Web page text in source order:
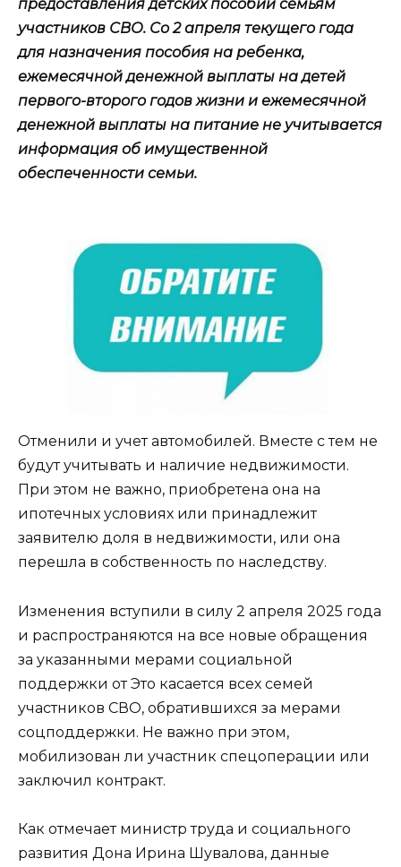
предоставления детских пособий семьям
участников СВО. Со 2 апреля текущего года
для назначения пособия на ребенка,
ежемесячной денежной выплаты на детей
первого-второго годов жизни и ежемесячной
денежной выплаты на питание не учитывается
информация об имущественной
обеспеченности семьи.
Отменили и учет автомобилей. Вместе с тем не
будут учитывать и наличие недвижимости.
При этом не важно, приобретена она на
ипотечных условиях или принадлежит
заявителю доля в недвижимости, или она
перешла в собственность по наследству.
Изменения вступили в силу 2 апреля 2025 года
и распространяются на все новые обращения
за указанными мерами социальной
поддержки от Это касается всех семей
участников СВО, обратившихся за мерами
соцподдержки. Не важно при этом,
мобилизован ли участник спецоперации или
заключил контракт.
Как отмечает министр труда и социального
развития Дона Ирина Шувалова, данные